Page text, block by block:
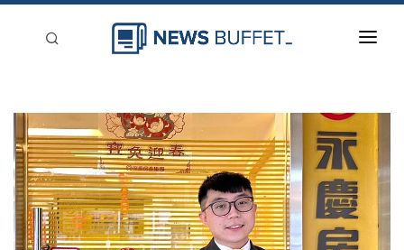
新聞稿分類
登入
刊登